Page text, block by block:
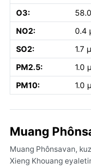
O3:
NO2:
0.4
SO2:
1.7
PM2.5:
1.0
PM10:
1.0
Muang
Muang Phônsavan,
Xieng Khouang